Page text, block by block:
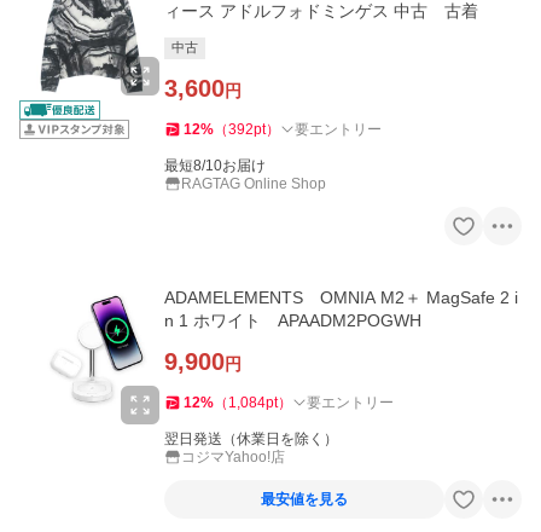
ィース アドルフォドミンゲス 中古 古着
中古
3,600円
12% （392pt） 要エントリー
最短8/10お届け
RAGTAG Online Shop
ADAMELEMENTS OMNIA M2＋ MagSafe 2 i
n 1 ホワイト APAADM2POGWH
9,900円
12% （ 1,084pt） 要エントリー
翌日発送（休業日を除く）
コジマYahoo!店
最安値を見る